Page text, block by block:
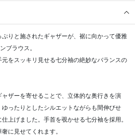
りと施されたギャザーが、裾に向かって優雅
ブラウス。
をスッキリ見せる七分袖の絶妙なバランスの
ザーを寄せることで、立体的な奥行きを演
ったりとしたシルエットながらも間伸びせ
上げました。手首を覗かせる七分袖を採用。
に見せてくれます。